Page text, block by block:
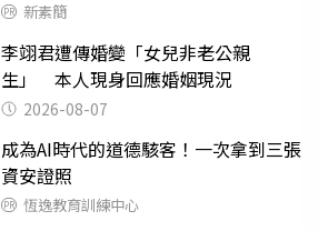
新素簡
李翊君遭傳婚變「女兒非老公親
生」 本人現身回應婚姻現況
2026-08-07
成為AI時代的道德駭客！一次拿到三張
資安證照
恆逸教育訓練中心